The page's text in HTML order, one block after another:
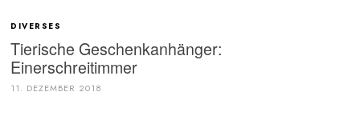
DIVERSES
Tierische Geschenkanhänger:
Einerschreitimmer
11. DEZEMBER 2018